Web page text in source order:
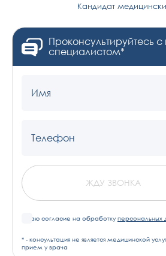
Кандидат
Проконсультируйтесь
специалистом*
Имя
Телефон
ЖДУ ЗВОНКА
Я даю согласие на обработку персональных
* - консультация не является медицинской
прием у врача